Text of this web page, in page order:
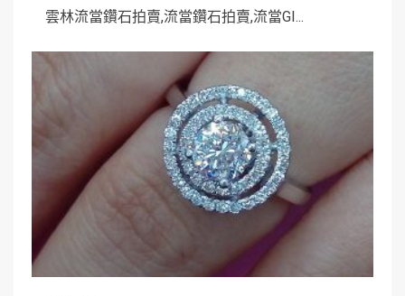
雲林流當鑽石拍賣,流當鑽石拍賣,流當GI...